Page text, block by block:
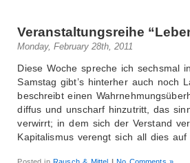
Veranstaltungsreihe
Monday, February 28th, 2011
Diese Woche spreche ich sechsmal
Samstag gibt’s hinterher auch noch
beschreibt einen
diffus und unscharf hinzutritt, das
verwirrt; in dem sich der Verstand
Kapitalismus verengt sich all dies
Posted inRausch & Mittel | No Comments »